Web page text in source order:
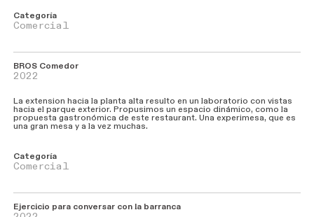
Categoría
Comercial
BROS Comedor
2022
La extension hacia la planta alta resulto en un laboratorio con vistas
hacia el parque exterior. Propusimos un espacio dinámico, como la
propuesta gastronómica de este restaurant. Una experimesa, que es
una gran mesa y a la vez muchas.
Categoría
Comercial
Ejercicio para conversar con la barranca